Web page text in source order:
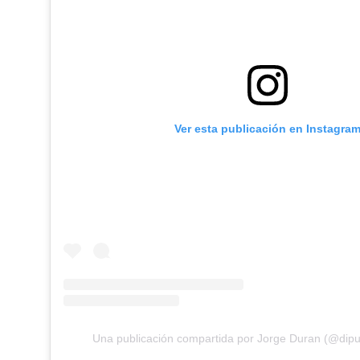
Ver esta publicación en Instagram
Una publicación compartida por Jorge Duran